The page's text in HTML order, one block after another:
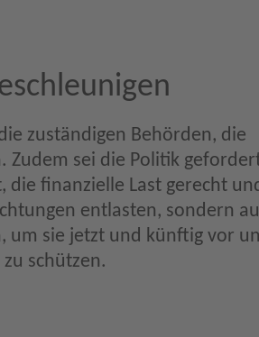
zuständigen Behörden, die
Zudem sei die Politik
finanzielle Last gerecht
entlasten, sondern
um sie jetzt und künftig vor
schützen.